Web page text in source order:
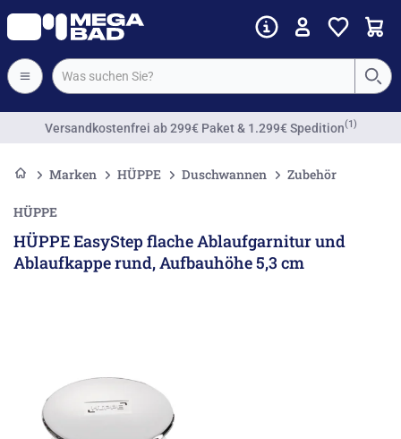
Versandkostenfrei ab 299€ Paket & 1.299€ Spedition(1)
Marken HÜPPE Duschwannen Zubehör
HÜPPE
HÜPPE EasyStep flache Ablaufgarnitur und
Ablaufkappe rund, Aufbauhöhe 5,3 cm